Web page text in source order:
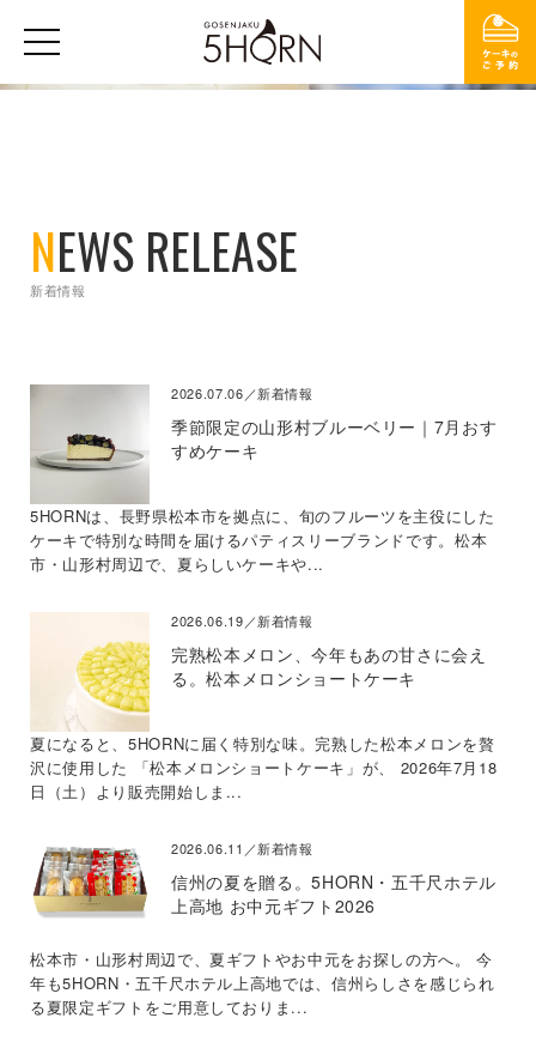
NEWS RELEASE
新着情報
2026.07.06／新着情報
季節限定の山形村ブルーベリー｜7月おす
すめケーキ
5HORNは、長野県松本市を拠点に、旬のフルーツを主役にした
ケーキで特別な時間を届けるパティスリーブランドです。松本
市・山形村周辺で、夏らしいケーキや...
2026.06.19／新着情報
完熟松本メロン、今年もあの甘さに会え
る。松本メロンショートケーキ
夏になると、5HORNに届く特別な味。完熟した松本メロンを贅
沢に使用した 「松本メロンショートケーキ」が、 2026年7月18
日（土）より販売開始しま...
2026.06.11／新着情報
信州の夏を贈る。5HORN・五千尺ホテル
上高地 お中元ギフト2026
松本市・山形村周辺で、夏ギフトやお中元をお探しの方へ。 今
年も5HORN・五千尺ホテル上高地では、信州らしさを感じられ
る夏限定ギフトをご用意しておりま...